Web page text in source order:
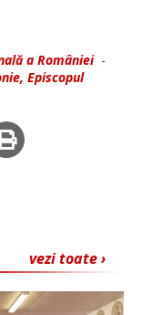
a României-
Episcopul
vezi toate ›